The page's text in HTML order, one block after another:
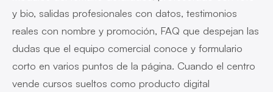
y bio, salidas profesionales con datos, testimonios
reales con nombre y promoción, FAQ que despejan las
dudas que el equipo comercial conoce y formulario
corto en varios puntos de la página. Cuando el centro
vende cursos sueltos como producto digital